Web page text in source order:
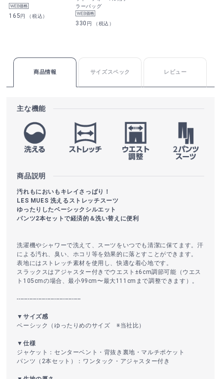
165円 （税込）
ラーバッグ
330 円 （税込）
商品情報 サイズスペック レビュー
主な機能
商品説明
汚れもにおいもキレイさっぱり！
LES MUES 洗えるストレッチスーツ
ゆったりしたベーシックシルエット
パンツ2本セットで経済的＆洗い替えに便利
洗濯機やシャワーで洗えて、スーツをいつでも清潔に保てます。汗
による汚れ、臭い、ホコリ等を効果的に落とすことができます。
表地にはストレッチ素材を使用し、快適な着心地です。
スラックスはアジャスター付きでウエスト±6cm調節可能（ウエス
ト105cmの場合、最小99cm〜最大111cmまで調整できます）。
------------------------------------
▼サイズ感
ベーシック（ゆったりめのサイズ ※当社比）
▼仕様
ジャケット：センターベント・背抜き裏地・マルチポケット
パンツ（2本セット）：ワンタック・アジャスター付き